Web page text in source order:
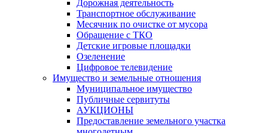
Дорожная деятельность
Транспортное обслуживание
Месячник по очистке от мусора
Обращение с ТКО
Детские игровые площадки
Озеленение
Цифровое телевидение
Имущество и земельные отношения
Муниципальное имущество
Публичные сервитуты
АУКЦИОНЫ
Предоставление земельного участка